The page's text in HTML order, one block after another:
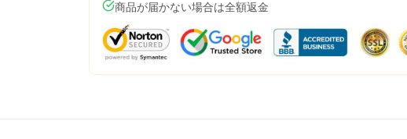
商品が届かない場合は全額返金